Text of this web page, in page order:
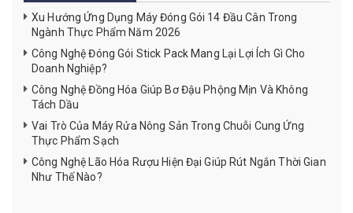
Xu Hướng Ứng Dụng Máy Đóng Gói 14 Đầu Cân Trong
Ngành Thực Phẩm Năm 2026
Công Nghệ Đóng Gói Stick Pack Mang Lại Lợi Ích Gì Cho
Doanh Nghiệp?
Công Nghệ Đồng Hóa Giúp Bơ Đậu Phộng Mịn Và Không
Tách Dầu
Vai Trò Của Máy Rửa Nông Sản Trong Chuỗi Cung Ứng
Thực Phẩm Sạch
Công Nghệ Lão Hóa Rượu Hiện Đại Giúp Rút Ngắn Thời Gian
Như Thế Nào?